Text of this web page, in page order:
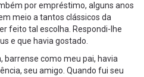
por empréstimo, alguns anos
meio a tantos clássicos da
feito tal escolha. Respondi-lhe
e que havia gostado.
barrense como meu pai, havia
seu amigo. Quando fui seu